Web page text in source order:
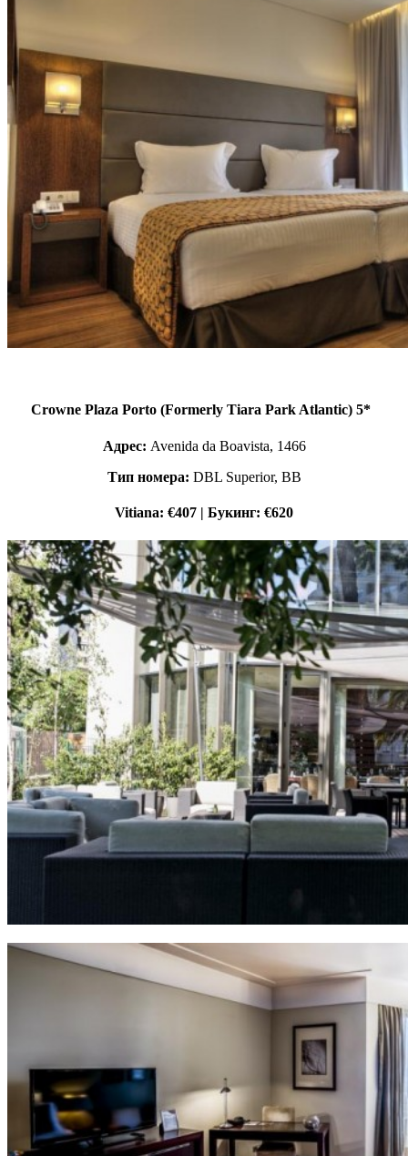
Crowne Plaza Porto (Formerly Tiara Park Atlantic) 5*
Адрес: Avenida da Boavista, 1466
Тип номера: DBL Superior, BB
Vitiana: €407 | Букинг: €620